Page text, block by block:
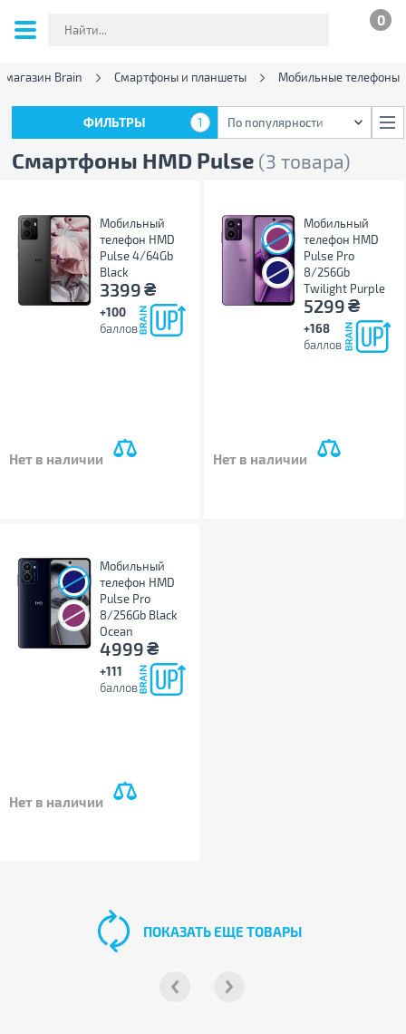
0
магазин Brain Смартфоны и планшеты Мобильные телефоны
Смартфоны HMD Pulse (3 товара)
ФИЛЬТРЫ 1 По популярности
Мобильный
телефон HMD
Pulse 4/64Gb
Black
3399₴
+100
баллов
Нет в наличии
Мобильный
телефон HMD
Pulse Pro
8/256Gb
Twilight Purple
5299₴
+168
баллов
Нет в наличии
Мобильный
телефон HMD
Pulse Pro
8/256Gb Black
Ocean
4999₴
+111
баллов
Нет в наличии
ПОКАЗАТЬ ЕЩЕ ТОВАРЫ
ФИЛЬТРЫ 1 По популярности